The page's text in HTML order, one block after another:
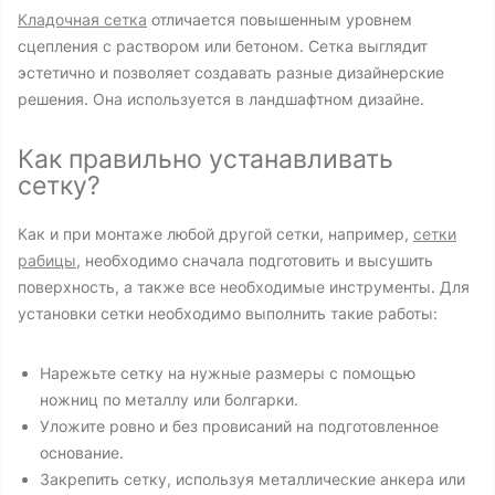
Кладочная сетка отличается повышенным уровнем
сцепления с раствором или бетоном. Сетка выглядит
эстетично и позволяет создавать разные дизайнерские
решения. Она используется в ландшафтном дизайне.
Как правильно устанавливать
сетку?
Как и при монтаже любой другой сетки, например, сетки
рабицы, необходимо сначала подготовить и высушить
поверхность, а также все необходимые инструменты. Для
установки сетки необходимо выполнить такие работы:
Нарежьте сетку на нужные размеры с помощью
ножниц по металлу или болгарки.
Уложите ровно и без провисаний на подготовленное
основание.
Закрепить сетку, используя металлические анкера или